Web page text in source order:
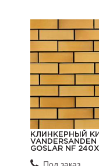
КЛИНКЕРНЫЙ
VANDERSANDEN
GOSLAR NF